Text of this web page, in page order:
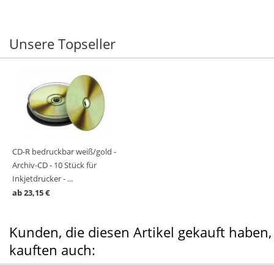
Unsere Topseller
CD-R bedruckbar weiß/gold -
Archiv-CD - 10 Stück für
Inkjetdrucker - ...
ab 23,15 €
Kunden, die diesen Artikel gekauft haben,
kauften auch: